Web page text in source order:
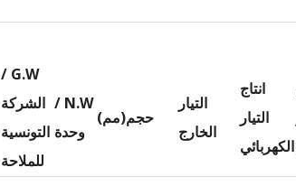
انتاج
التيار
الكهربائي
التيار
الخارج
حجم(مم)
N.W /
وحدة
G.W /
الشركة
التونسية
للملاحة